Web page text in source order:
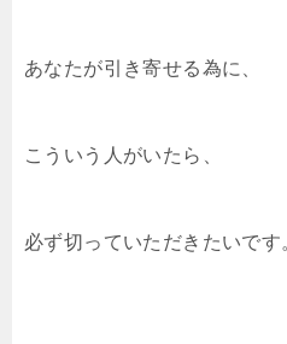
あなたが引き寄せる為に、
こういう人がいたら、
必ず切っていただきたいです